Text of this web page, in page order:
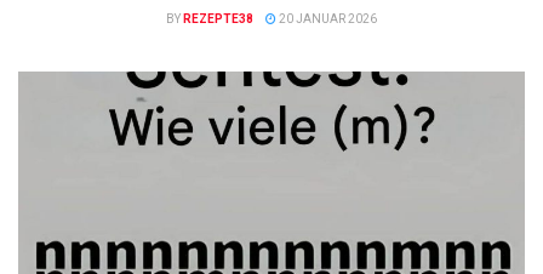
BY REZEPTE38 20 JANUAR 2026